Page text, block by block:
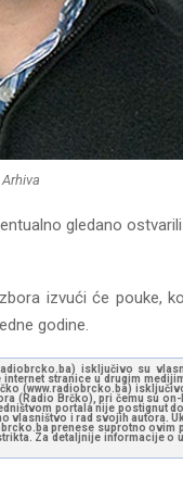
gledano
izvući će pouke,
godine.
isključivo su
stranice u drugim
(www.radiobrcko.ba)
(Radio Brčko), pri čemu su
portala nije postignut
vlasništvo i rad svojih autora.
prenese suprotno ovim
Za detaljnije informacije o